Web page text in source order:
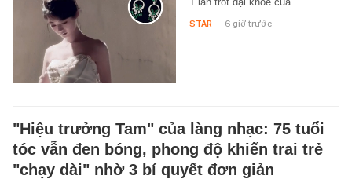
STAR - 6 giờ trước
"Hiệu trưởng Tam" của làng nhạc: 75 tuổi
tóc vẫn đen bóng, phong độ khiến trai trẻ
"chạy dài" nhờ 3 bí quyết đơn giản